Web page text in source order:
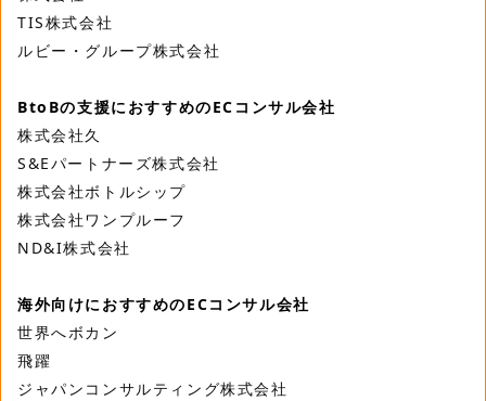
TIS株式会社
ルビー・グループ株式会社
BtoBの支援におすすめのECコンサル会社
株式会社久
S&Eパートナーズ株式会社
株式会社ボトルシップ
株式会社ワンプルーフ
ND&I株式会社
海外向けにおすすめのECコンサル会社
世界へボカン
飛躍
ジャパンコンサルティング株式会社